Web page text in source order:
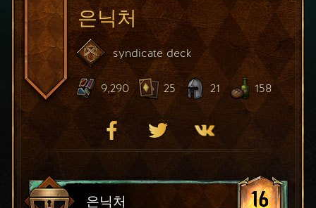
은닉처
syndicate deck
9,290 25 21 158
은닉처 16